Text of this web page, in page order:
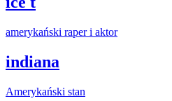
amerykański raper i aktor
indiana
Amerykański stan